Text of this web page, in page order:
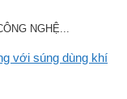
NGHỆ...
với súng dùng khí